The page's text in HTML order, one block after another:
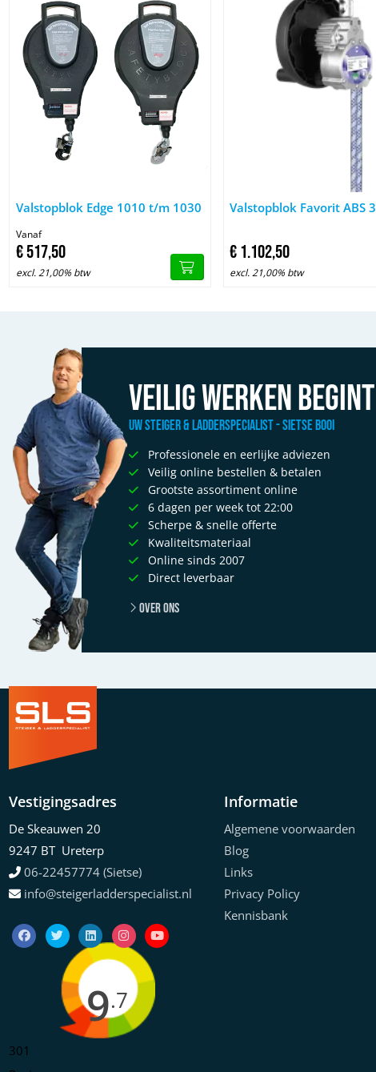
Afbeelding Valstopblok Edge 1010 t/m 1030
Valstopblok Edge 1010 t/m 1030
Vanaf
€517,50
excl. 21,00% btw
Afbeelding Valstopblok
Valstopblok Favorit ABS
€1.102,50
excl. 21,00% btw
Veilig werken
Uw Steiger & Ladderspecialist - Sietse Booi
Professionele en eerlijke adviezen
Veilig online bestellen & betalen
Grootste assortiment online
6 dagen per week tot 22:00
Scherpe & snelle offerte
Kwaliteitsmateriaal
Online sinds 2007
Direct leverbaar
Over ons
Vestigingsadres
De Skeauwen 20
9247 BT Ureterp
06-22457774 (Sietse)
info@steigerladderspecialist.nl
9.7
301
Informatie
Algemene voorwaarden
Blog
Links
Privacy Policy
Kennisbank